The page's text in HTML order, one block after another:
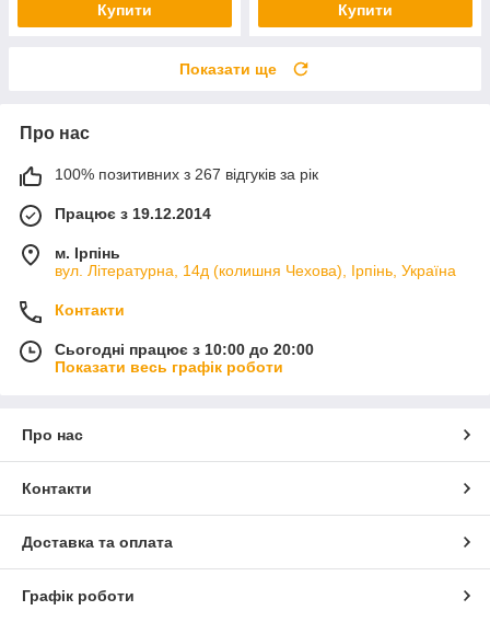
Купити Купити
Показати ще
Про нас
100% позитивних з 267 відгуків за рік
Працює з 19.12.2014
м. Ірпінь
вул. Літературна, 14д (колишня Чехова), Ірпінь, Україна
Контакти
Сьогодні працює з 10:00 до 20:00
Показати весь графік роботи
Про нас
Контакти
Доставка та оплата
Графік роботи